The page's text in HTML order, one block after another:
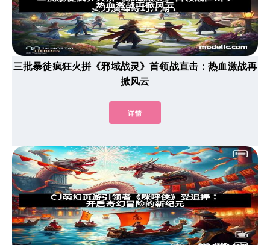
三批暴徒疯狂火拼《邪域战灵》首领战直击：热血激战再
掀风云
详情